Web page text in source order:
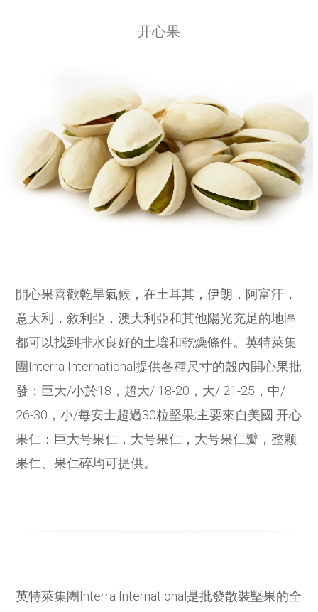
开心果
開心果喜歡乾旱氣候，在土耳其，伊朗，阿富汗，
意大利，敘利亞，澳大利亞和其他陽光充足的地區
都可以找到排水良好的土壤和乾燥條件。英特萊集
團Interra International提供各種尺寸的殼內開心果批
發：巨大/小於18，超大/ 18-20，大/ 21-25，中/
26-30，小/每安士超過30粒堅果;主要來自美國 开心
果仁：巨大号果仁，大号果仁，大号果仁瓣，整颗
果仁、果仁碎均可提供。
英特萊集團Interra International是批發散裝堅果的全